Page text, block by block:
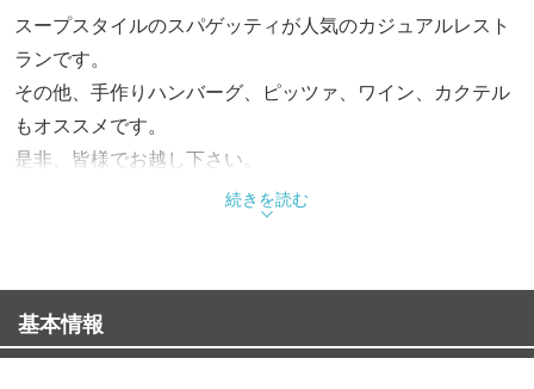
スープスタイルのスパゲッティが人気のカジュアルレスト
ランです。
その他、手作りハンバーグ、ピッツァ、ワイン、カクテル
もオススメです。
是非、皆様でお越し下さい。
続きを読む
基本情報